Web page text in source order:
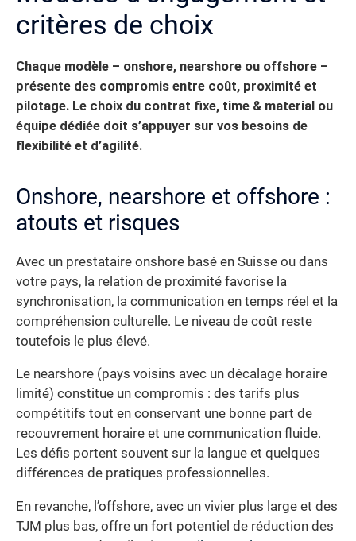
critères de choix
Chaque modèle – onshore, nearshore ou offshore –
présente des compromis entre coût, proximité et
pilotage. Le choix du contrat fixe, time & material ou
équipe dédiée doit s’appuyer sur vos besoins de
flexibilité et d’agilité.
Onshore, nearshore et offshore :
atouts et risques
Avec un prestataire onshore basé en Suisse ou dans
votre pays, la relation de proximité favorise la
synchronisation, la communication en temps réel et la
compréhension culturelle. Le niveau de coût reste
toutefois le plus élevé.
Le nearshore (pays voisins avec un décalage horaire
limité) constitue un compromis : des tarifs plus
compétitifs tout en conservant une bonne part de
recouvrement horaire et une communication fluide.
Les défis portent souvent sur la langue et quelques
différences de pratiques professionnelles.
En revanche, l’offshore, avec un vivier plus large et des
TJM plus bas, offre un fort potentiel de réduction des